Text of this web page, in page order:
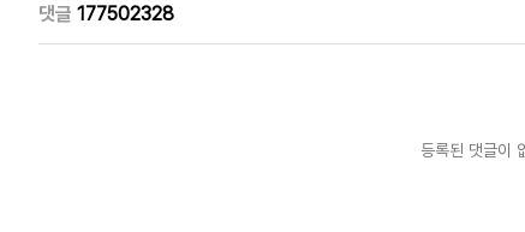
댓글 177502328
등록된 댓글이